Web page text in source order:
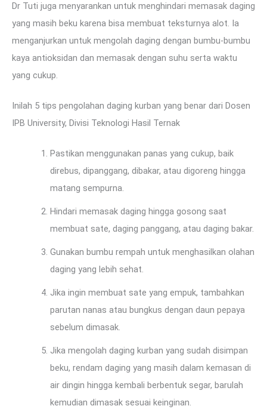
Dr Tuti juga menyarankan untuk menghindari memasak daging
yang masih beku karena bisa membuat teksturnya alot. Ia
menganjurkan untuk mengolah daging dengan bumbu-bumbu
kaya antioksidan dan memasak dengan suhu serta waktu
yang cukup.
Inilah 5 tips pengolahan daging kurban yang benar dari Dosen
IPB University, Divisi Teknologi Hasil Ternak
Pastikan menggunakan panas yang cukup, baik
direbus, dipanggang, dibakar, atau digoreng hingga
matang sempurna.
Hindari memasak daging hingga gosong saat
membuat sate, daging panggang, atau daging bakar.
Gunakan bumbu rempah untuk menghasilkan olahan
daging yang lebih sehat.
Jika ingin membuat sate yang empuk, tambahkan
parutan nanas atau bungkus dengan daun pepaya
sebelum dimasak.
Jika mengolah daging kurban yang sudah disimpan
beku, rendam daging yang masih dalam kemasan di
air dingin hingga kembali berbentuk segar, barulah
kemudian dimasak sesuai keinginan.